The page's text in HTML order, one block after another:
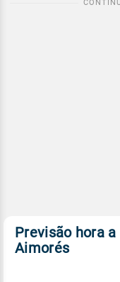
Previsão hora
Aimorés